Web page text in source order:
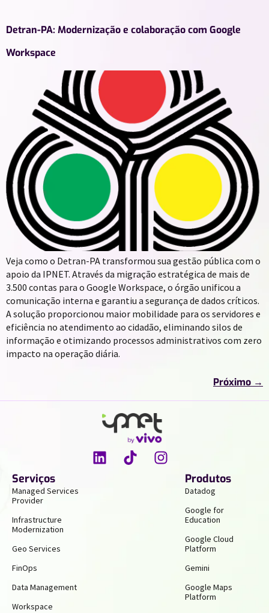
Detran-PA: Modernização e colaboração com Google
Workspace
Veja como o Detran-PA transformou sua gestão pública com o
apoio da IPNET. Através da migração estratégica de mais de
3.500 contas para o Google Workspace, o órgão unificou a
comunicação interna e garantiu a segurança de dados críticos.
A solução proporcionou maior mobilidade para os servidores e
eficiência no atendimento ao cidadão, eliminando silos de
informação e otimizando processos administrativos com zero
impacto na operação diária.
Próximo →
Serviços
Managed Services
Provider
Infrastructure
Modernization
Geo Services
FinOps
Data Management
Workspace
Produtos
Datadog
Google for
Education
Google Cloud
Platform
Gemini
Google Maps
Platform